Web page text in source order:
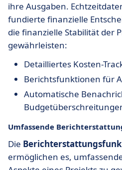
ihre Ausgaben.
fundierte finanzielle
die finanzielle Stabilität der
gewährleisten:
Detailliertes Kosten-
Berichtsfunktionen für
Automatische
Umfassende
Die
ermöglichen es,